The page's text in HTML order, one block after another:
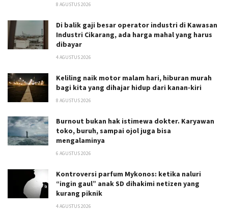
8 AGUSTUS 2026
Di balik gaji besar operator industri di Kawasan
Industri Cikarang, ada harga mahal yang harus
dibayar
4 AGUSTUS 2026
Keliling naik motor malam hari, hiburan murah
bagi kita yang dihajar hidup dari kanan-kiri
8 AGUSTUS 2026
Burnout bukan hak istimewa dokter. Karyawan
toko, buruh, sampai ojol juga bisa
mengalaminya
6 AGUSTUS 2026
Kontroversi parfum Mykonos: ketika naluri
“ingin gaul” anak SD dihakimi netizen yang
kurang piknik
4 AGUSTUS 2026